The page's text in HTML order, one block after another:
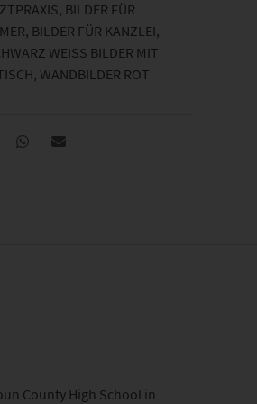
, BILDER FÜR
, BILDER FÜR KANZLEI,
WEISS BILDER MIT F
, WANDBILDER ROT
County High School in